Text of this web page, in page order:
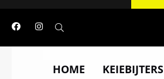
HOME KEIEBIJTERS